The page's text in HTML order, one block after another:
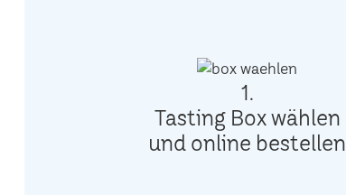
1.
Tasting Box wählen
und online bestellen